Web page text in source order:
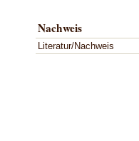
Nachweis
Literatur/Nachweis